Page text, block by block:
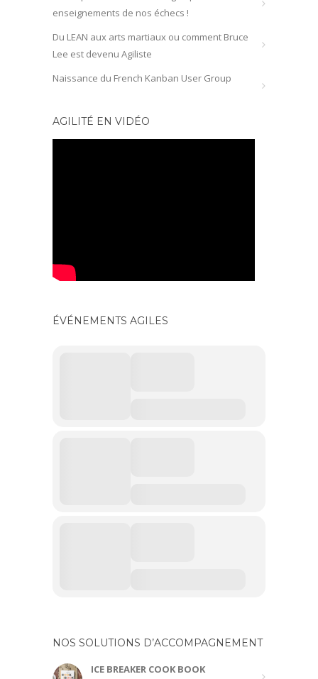
enseignements de nos échecs !
Du LEAN aux arts martiaux ou comment Bruce
Lee est devenu Agiliste
Naissance du French Kanban User Group
AGILITÉ EN VIDÉO
ÉVÉNEMENTS AGILES
NOS SOLUTIONS D’ACCOMPAGNEMENT
ICE BREAKER COOK BOOK